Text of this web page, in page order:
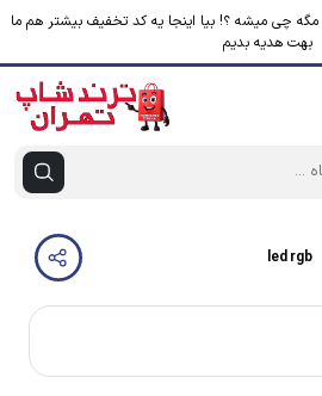
مگه چی میشه ؟! بیا اینجا یه کد تخفیف بیشتر هم ما
بهت هدیه بدیم
led rgb